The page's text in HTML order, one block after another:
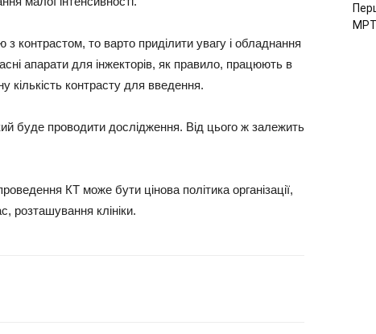
контрастом, то варто приділити увагу і обладнання
апарати для інжекторів, як правило, працюють в
контрасту для введення.
буде проводити дослідження. Від цього ж залежить
КТ може бути цінова політика організації,
розташування клініки.
МРТ